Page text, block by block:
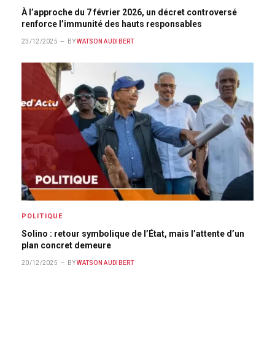
À l’approche du 7 février 2026, un décret controversé
renforce l’immunité des hauts responsables
23/12/2025 BY WATSON AUDIBERT
POLITIQUE
Solino : retour symbolique de l’État, mais l’attente d’un
plan concret demeure
20/12/2025 BY WATSON AUDIBERT